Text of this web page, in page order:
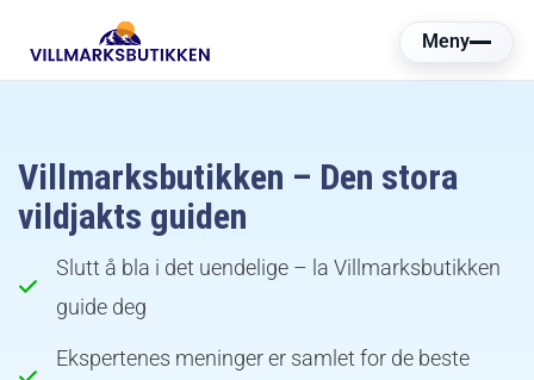
til
Meny
Villmarksbutikken – Den stora
vildjakts guiden
Slutt å bla i det uendelige – la Villmarksbutikken
guide deg
Ekspertenes meninger er samlet for de beste